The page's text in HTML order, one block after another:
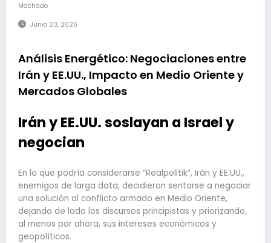
Machado
Junio 23, 2026
Análisis Energético: Negociaciones entre
Irán y EE.UU., Impacto en Medio Oriente y
Mercados Globales
Irán y EE.UU. soslayan a Israel y
negocian
En lo que podría considerarse “Realpolitik”, Irán y EE.UU.,
enemigos de larga data, decidieron sentarse a negociar
una solución al conflicto armado en Medio Oriente,
dejando de lado los discursos principistas y priorizando,
al menos por ahora, sus intereses económicos y
geopolíticos.